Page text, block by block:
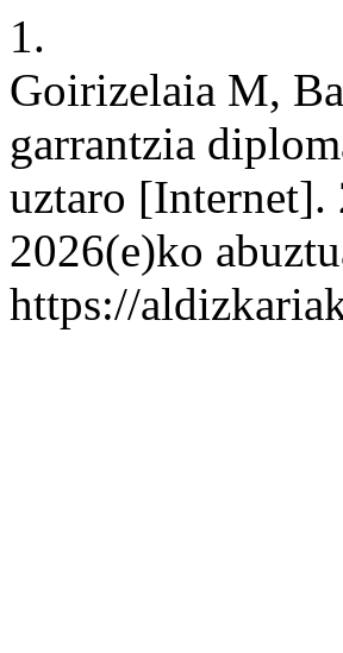
1.
Goirizelaia M,
garrantzia
uztaro [Internet].
2026(e)ko
https://